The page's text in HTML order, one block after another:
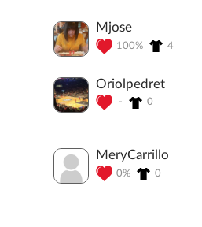
Mjose
100% 4
Oriolpedret
- 0
MeryCarrillo
0% 0